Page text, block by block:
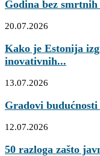
Godina bez
20.07.2026
Kako je Estonija
inovativnih...
13.07.2026
Gradovi
12.07.2026
50 razloga zašto